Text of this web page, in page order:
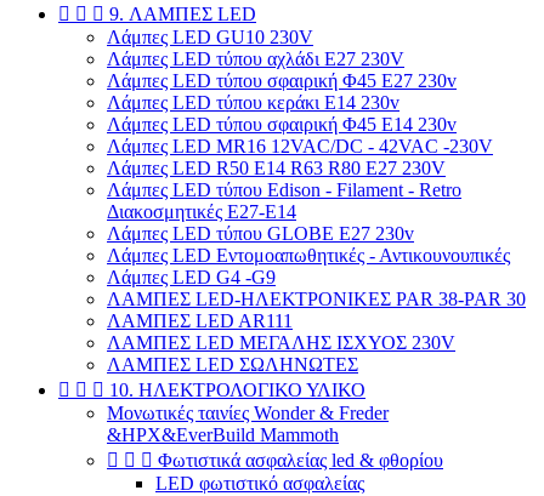
   9. ΛΑΜΠΕΣ LED
Λάμπες LED GU10 230V
Λάμπες LED τύπου αχλάδι E27 230V
Λάμπες LED τύπου σφαιρική Φ45 E27 230v
Λάμπες LED τύπου κεράκι E14 230v
Λάμπες LED τύπου σφαιρική Φ45 E14 230v
Λάμπες LED MR16 12VAC/DC - 42VAC -230V
Λάμπες LED R50 Ε14 R63 R80 E27 230V
Λάμπες LED τύπου Edison - Filament - Retro
Διακοσμητικές E27-E14
Λάμπες LED τύπου GLOBE E27 230v
Λάμπες LED Εντομοαπωθητικές - Αντικουνουπικές
Λάμπες LED G4 -G9
ΛΑΜΠΕΣ LED-ΗΛΕΚΤΡΟΝΙΚΕΣ PAR 38-PAR 30
ΛΑΜΠΕΣ LED AR111
ΛΑΜΠΕΣ LED ΜΕΓΑΛΗΣ ΙΣΧΥΟΣ 230V
ΛΑΜΠΕΣ LED ΣΩΛΗΝΩΤΕΣ
   10. ΗΛΕΚΤΡΟΛΟΓΙΚΟ ΥΛΙΚΟ
Μονωτικές ταινίες Wonder & Freder
&HPX&EverBuild Mammoth
   Φωτιστικά ασφαλείας led & φθορίου
LED φωτιστικό ασφαλείας